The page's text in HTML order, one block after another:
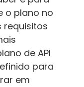
o plano no
requisitos
de API
para
em